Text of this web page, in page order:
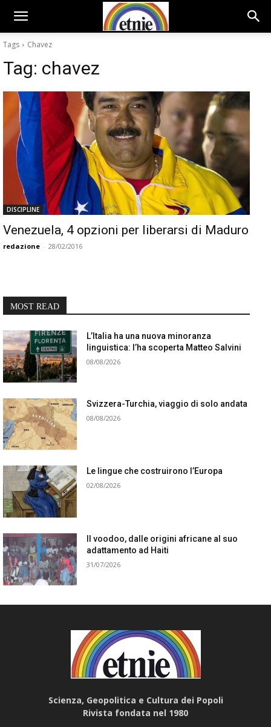
Tags Chavez
Tag: chavez
DISCIPLINE
Venezuela, 4 opzioni per liberarsi di Maduro
redazione - 28/02/2016
MOST READ
L’Italia ha una nuova minoranza
linguistica: l’ha scoperta Matteo Salvini
08/08/2026
Svizzera-Turchia, viaggio di solo andata
08/08/2026
Le lingue che costruirono l’Europa
02/08/2026
Il voodoo, dalle origini africane al suo
adattamento ad Haiti
31/07/2026
Scienza, Geopolitica e Cultura dei Popoli
Rivista fondata nel 1980